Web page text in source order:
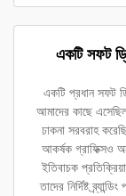
একটি সফট
একটি প্রধান সফট
আমাদের কাছে
ঢাকনা সরবরাহ
আকর্ষক গ্রাফিক্সও
ইতিবাচক
তাদের নির্দিষ্ট